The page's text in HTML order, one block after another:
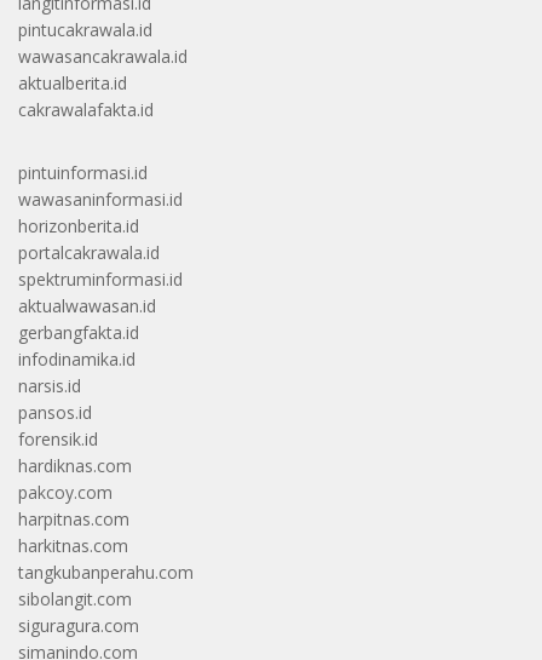
pintucakrawala.id
wawasancakrawala.id
aktualberita.id
cakrawalafakta.id
pintuinformasi.id
wawasaninformasi.id
horizonberita.id
portalcakrawala.id
spektruminformasi.id
aktualwawasan.id
gerbangfakta.id
infodinamika.id
narsis.id
pansos.id
forensik.id
hardiknas.com
pakcoy.com
harpitnas.com
harkitnas.com
tangkubanperahu.com
sibolangit.com
siguragura.com
simanindo.com